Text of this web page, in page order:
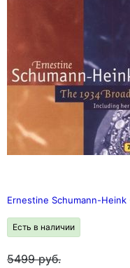
Ernestine Schumann-
Есть в наличии
5499руб.